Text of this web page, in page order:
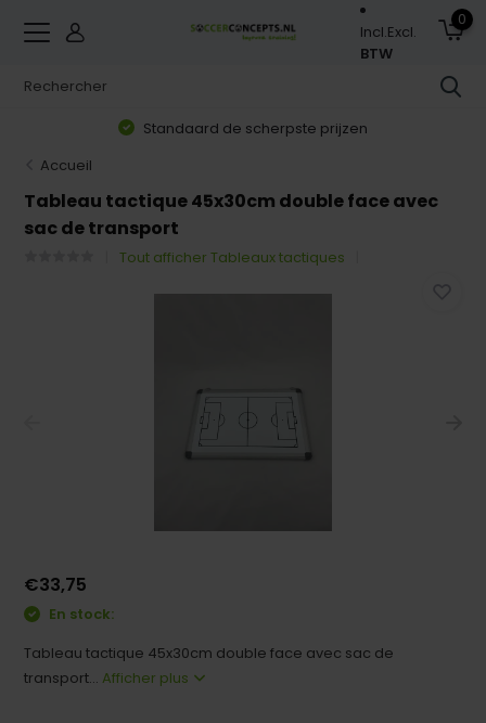
Incl.Excl.
BTW
0
Standaard de scherpste prijzen
Accueil
Tableau tactique 45x30cm double face avec
sac de transport
Tout afficher Tableaux tactiques
€33,75
En stock:
Tableau tactique 45x30cm double face avec sac de
transport... Afficher plus